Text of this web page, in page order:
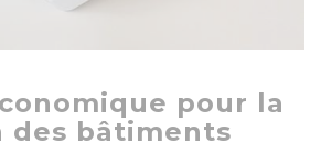
pour la
des bâtiments